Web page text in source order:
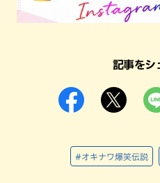
記事をシ
#オキナワ爆笑伝説